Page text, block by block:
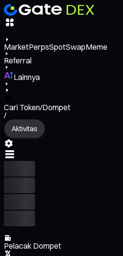
MarketPerpsSpotSwapMeme
Referral
Lainnya
Cari Token/Dompet
/
Aktivitas
Pelacak Dompet